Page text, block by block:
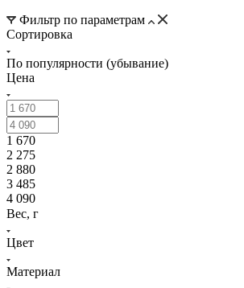
Фильтр по параметрам
Сортировка
По популярности (убывание)
Цена
1 670
2 275
2 880
3 485
4 090
Вес, г
Цвет
Материал